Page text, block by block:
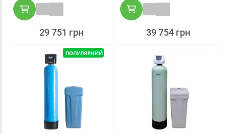
29 751 грн 39 754 грн
ПОПУЛЯРНИЙ